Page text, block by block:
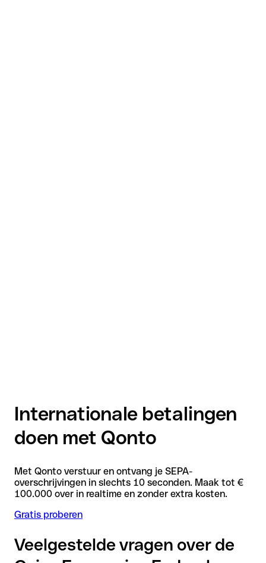
Internationale betalingen
doen met Qonto
Met Qonto verstuur en ontvang je SEPA-
overschrijvingen in slechts 10 seconden. Maak tot €
100.000 over in realtime en zonder extra kosten.
Gratis proberen
Veelgestelde vragen over de